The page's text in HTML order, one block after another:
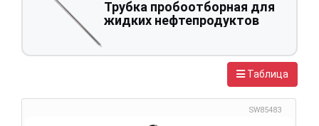
Трубка пробоотборная для
жидких нефтепродуктов
Таблица
SW85483